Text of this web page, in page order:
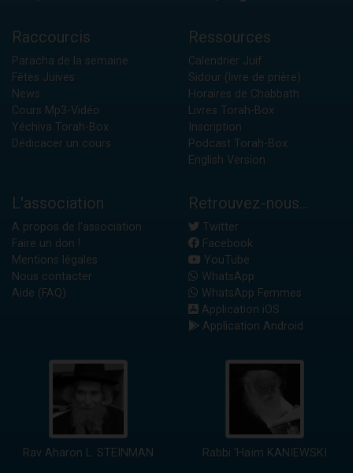
Raccourcis
Paracha de la semaine
Fêtes Juives
News
Cours Mp3-Vidéo
Yéchiva Torah-Box
Dédicacer un cours
Ressources
Calendrier Juif
Sidour (livre de prière)
Horaires de Chabbath
Livres Torah-Box
Inscription
Podcast Torah-Box
English Version
L'association
A propos de l'association
Faire un don !
Mentions légales
Nous contacter
Aide (FAQ)
Retrouvez-nous...
Twitter
Facebook
YouTube
WhatsApp
WhatsApp Femmes
Application iOS
Application Android
Rav Aharon L. STEINMAN Rabbi 'Haïm KANIEWSKI